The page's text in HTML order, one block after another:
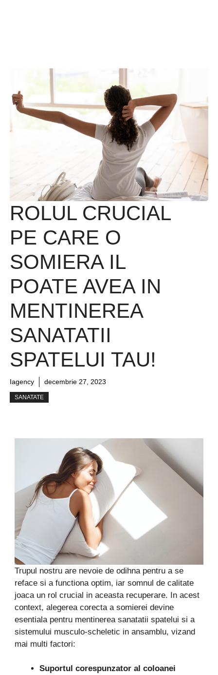
ROLUL CRUCIAL
PE CARE O
SOMIERA IL
POATE AVEA IN
MENTINEREA
SANATATII
SPATELUI TAU!
Iagency decembrie 27, 2023
SANATATE
Trupul nostru are nevoie de odihna pentru a se
reface si a functiona optim, iar somnul de calitate
joaca un rol crucial in aceasta recuperare. In acest
context, alegerea corecta a somierei devine
esentiala pentru mentinerea sanatatii spatelui si a
sistemului musculo-scheletic in ansamblu, vizand
mai multi factori:
Suportul corespunzator al coloanei